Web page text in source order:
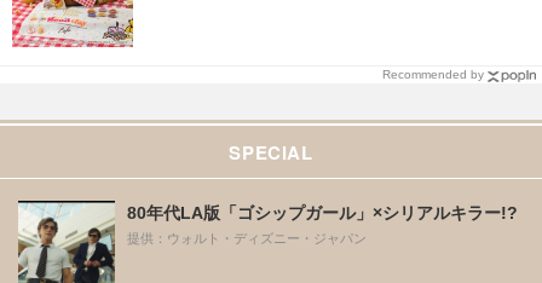
Recommended by
SPECIAL
80年代LA版「ゴシップガール」×シリアルキラー!?
提供：ウォルト・ディズニー・ジャパン